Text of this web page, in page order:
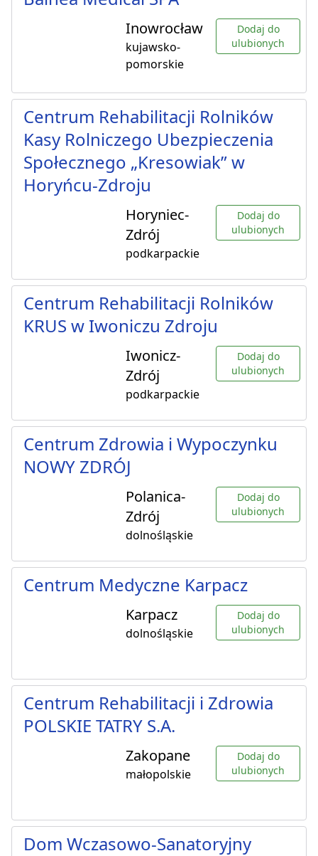
Inowrocław
kujawsko-
pomorskie
Dodaj do
ulubionych
Centrum Rehabilitacji Rolników
Kasy Rolniczego Ubezpieczenia
Społecznego „Kresowiak” w
Horyńcu-Zdroju
Horyniec-
Zdrój
podkarpackie
Dodaj do
ulubionych
Centrum Rehabilitacji Rolników
KRUS w Iwoniczu Zdroju
Iwonicz-
Zdrój
podkarpackie
Dodaj do
ulubionych
Centrum Zdrowia i Wypoczynku
NOWY ZDRÓJ
Polanica-
Zdrój
dolnośląskie
Dodaj do
ulubionych
Centrum Medyczne Karpacz
Karpacz
dolnośląskie
Dodaj do
ulubionych
Centrum Rehabilitacji i Zdrowia
POLSKIE TATRY S.A.
Zakopane
małopolskie
Dodaj do
ulubionych
Dom Wczasowo-Sanatoryjny